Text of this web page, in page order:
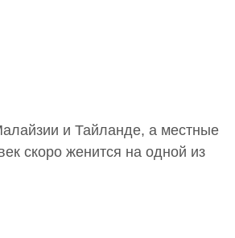
и Тайланде, а местные
скоро женится на одной из